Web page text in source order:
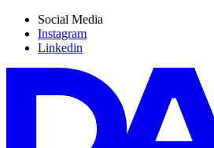
Social Media
Instagram
Linkedin